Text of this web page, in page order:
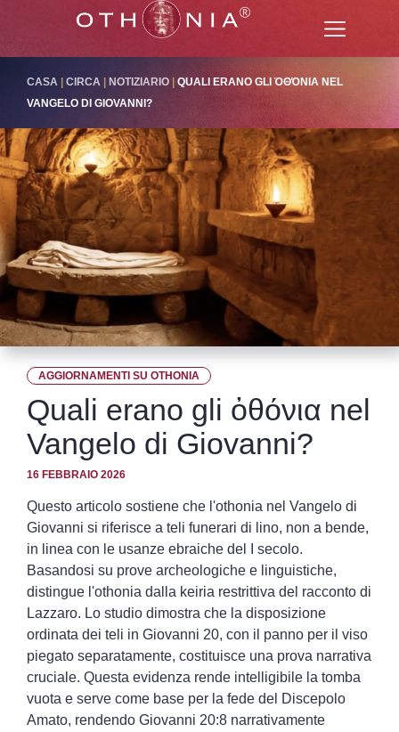
CASA CIRCA NOTIZIARIO
QUALI ERANO GLI ὈΘΌΝΙΑ NEL
VANGELO DI GIOVANNI?
AGGIORNAMENTI SU OTHONIA
Quali erano gli ὀθόνια nel
Vangelo di Giovanni?
16 FEBBRAIO 2026
Questo articolo sostiene che l'othonia nel Vangelo di
Giovanni si riferisce a teli funerari di lino, non a bende,
in linea con le usanze ebraiche del I secolo.
Basandosi su prove archeologiche e linguistiche,
distingue l'othonia dalla keiria restrittiva del racconto di
Lazzaro. Lo studio dimostra che la disposizione
ordinata dei teli in Giovanni 20, con il panno per il viso
piegato separatamente, costituisce una prova narrativa
cruciale. Questa evidenza rende intelligibile la tomba
vuota e serve come base per la fede del Discepolo
Amato, rendendo Giovanni 20:8 narrativamente